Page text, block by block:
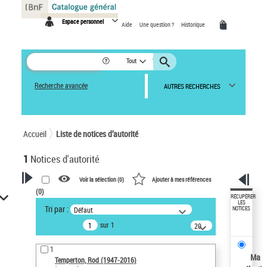
Espace personnel Aide Une question ? Historique
Tout
Recherche avancée AUTRES RECHERCHES
Accueil Liste de notices d’autorité
1 Notices d'autorité
VOTRE RECHERCHE
Recherche avancée dans les
notices d’autorité
Œuvres liées à l'auteur :
Temperton, Rod (1947-2016)
Voir la sélection (0) Ajouter à mes références
(0)
Tri par : Défaut
sur 1
20
résultats/page
1
Temperton, Rod (1947-2016)
RÉCUPÉRER
LES
NOTICES
Ma
Panneau de gestion des cookies